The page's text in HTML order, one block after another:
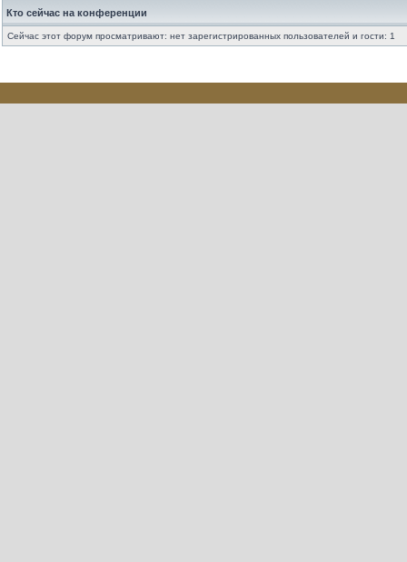
Кто сейчас на конференции
Сейчас этот форум просматривают: нет зарегистрированных пользователей и гости: 1